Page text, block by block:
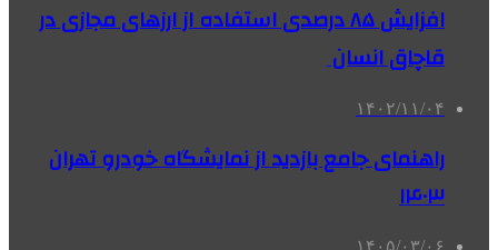
افزایش ۸۵ درصدی استفاده از ارزهای مجازی در
قاچاق انسان
۱۴۰۲/۱۱/۰۴
راهنمای جامع بازدید از نمایشگاه خودرو تهران
۱۴۰۳